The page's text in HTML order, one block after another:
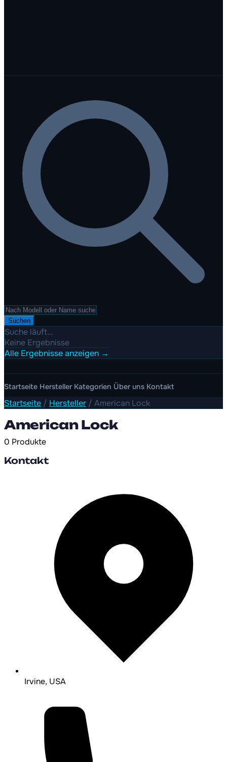
Suchen
Suche läuft...
Keine Ergebnisse
Alle Ergebnisse anzeigen →
Startseite Hersteller Kategorien Über uns Kontakt
Startseite / Hersteller / American Lock
American Lock
0 Produkte
Kontakt
Irvine, USA